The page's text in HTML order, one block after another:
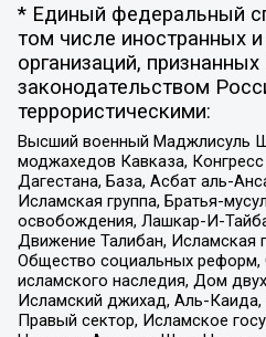
* Единый федеральный
том числе иностранных
организаций,
законодательством
террористическими:
Высший военный Маджлисуль
моджахедов Кавказа,
Дагестана, База, Асбат аль-
Исламская группа, Братья-
освобождения, Лашкар-И-
Движение Талибан, Исламская
Общество социальных
исламского наследия, Дом
Исламский джихад, Аль-
Правый сектор, Исламское